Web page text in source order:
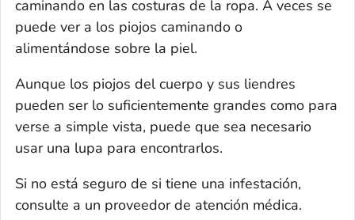
caminando en las costuras de la ropa. A veces se
puede ver a los piojos caminando o
alimentándose sobre la piel.
Aunque los piojos del cuerpo y sus liendres
pueden ser lo suficientemente grandes como para
verse a simple vista, puede que sea necesario
usar una lupa para encontrarlos.
Si no está seguro de si tiene una infestación,
consulte a un proveedor de atención médica.